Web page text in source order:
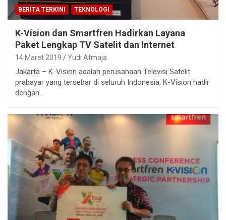
BERITA TERKINI TEKNOLOGI
K-Vision dan Smartfren Hadirkan Layana
Paket Lengkap TV Satelit dan Internet
14 Maret 2019 Yudi Atmaja
Jakarta – K-Vision adalah perusahaan Televisi Satelit
prabayar yang tersebar di seluruh Indonesia, K-Vision hadir
dengan…